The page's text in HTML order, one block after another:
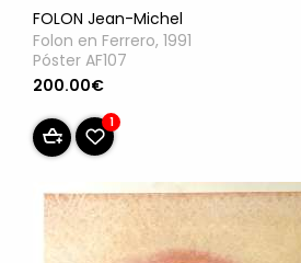
FOLON Jean-Michel
Folon en Ferrero, 1991
Póster AF107
200.00€
1